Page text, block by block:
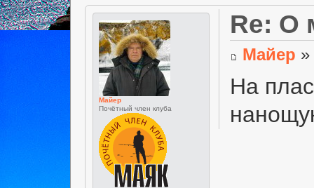
Майер
Почётный член клуба
Re: О
Майер
На